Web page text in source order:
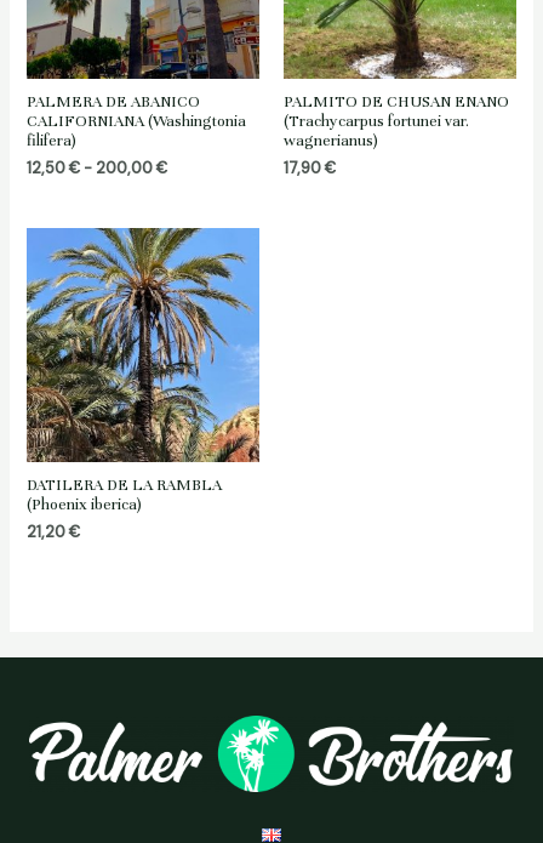
PALMERA DE ABANICO
CALIFORNIANA (Washingtonia
filifera)
12,50€ - 200,00€Rango
desde
12,50 €
hasta
200,00 €
PALMITO DE CHUSAN ENANO
(Trachycarpus fortunei var.
wagnerianus)
17,90€
DATILERA DE LA RAMBLA
(Phoenix iberica)
21,20€